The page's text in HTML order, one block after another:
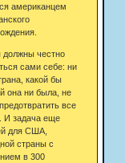
американцем
честно
сами себе: ни
какой бы
она ни была, не
все
И задача еще
для США,
страны с
в 300